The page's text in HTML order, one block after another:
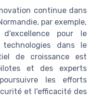
continue dans
par exemple,
pour le
technologies dans le
de croissance est
et des experts
les efforts
et l'efficacité des